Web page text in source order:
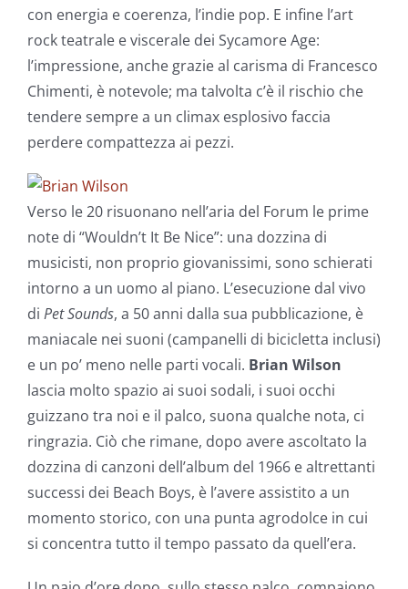
con energia e coerenza, l’indie pop. E infine l’art
rock teatrale e viscerale dei Sycamore Age:
l’impressione, anche grazie al carisma di Francesco
Chimenti, è notevole; ma talvolta c’è il rischio che
tendere sempre a un climax esplosivo faccia
perdere compattezza ai pezzi.
Verso le 20 risuonano nell’aria del Forum le prime
note di “Wouldn’t It Be Nice”: una dozzina di
musicisti, non proprio giovanissimi, sono schierati
intorno a un uomo al piano. L’esecuzione dal vivo
di Pet Sounds, a 50 anni dalla sua pubblicazione, è
maniacale nei suoni (campanelli di bicicletta inclusi)
e un po’ meno nelle parti vocali. Brian Wilson
lascia molto spazio ai suoi sodali, i suoi occhi
guizzano tra noi e il palco, suona qualche nota, ci
ringrazia. Ciò che rimane, dopo avere ascoltato la
dozzina di canzoni dell’album del 1966 e altrettanti
successi dei Beach Boys, è l’avere assistito a un
momento storico, con una punta agrodolce in cui
si concentra tutto il tempo passato da quell’era.